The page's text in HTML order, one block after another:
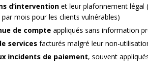
d’intervention et leur plafonnement légal
mois pour les clients vulnérables)
de compte appliqués sans information
services facturés malgré leur non-
incidents de paiement, souvent